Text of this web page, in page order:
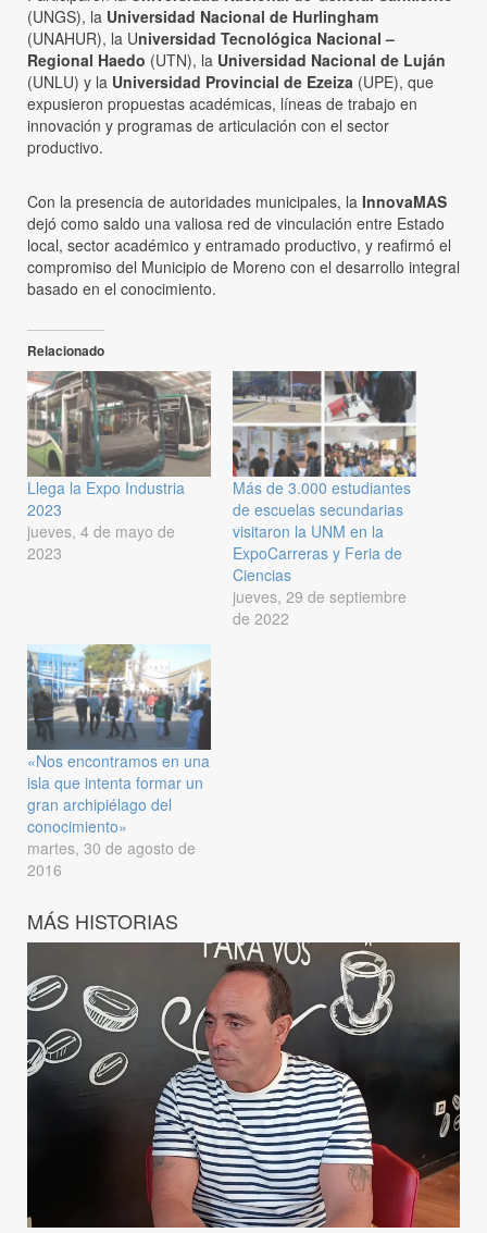
(UNGS), la Universidad Nacional de Hurlingham
(UNAHUR), la Universidad Tecnológica Nacional –
Regional Haedo (UTN), la Universidad Nacional de Luján
(UNLU) y la Universidad Provincial de Ezeiza (UPE), que
expusieron propuestas académicas, líneas de trabajo en
innovación y programas de articulación con el sector
productivo.
Con la presencia de autoridades municipales, la InnovaMAS
dejó como saldo una valiosa red de vinculación entre Estado
local, sector académico y entramado productivo, y reafirmó el
compromiso del Municipio de Moreno con el desarrollo integral
basado en el conocimiento.
Relacionado
Llega la Expo Industria
2023
jueves, 4 de mayo de
2023
Más de 3.000 estudiantes
de escuelas secundarias
visitaron la UNM en la
ExpoCarreras y Feria de
Ciencias
jueves, 29 de septiembre
de 2022
«Nos encontramos en una
isla que intenta formar un
gran archipiélago del
conocimiento»
martes, 30 de agosto de
2016
MÁS HISTORIAS